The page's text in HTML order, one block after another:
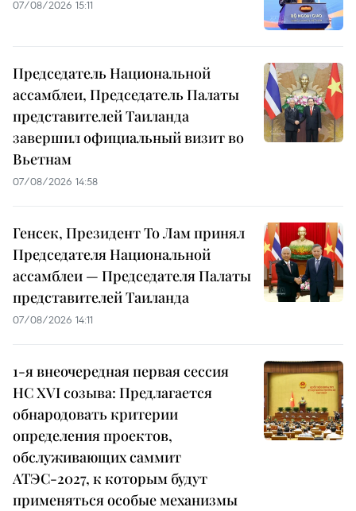
07/08/2026 15:11
Председатель Национальной
ассамблеи, Председатель Палаты
представителей Таиланда
завершил официальный визит во
Вьетнам
07/08/2026 14:58
Генсек, Президент То Лам принял
Председателя Национальной
ассамблеи — Председателя Палаты
представителей Таиланда
07/08/2026 14:11
1-я внеочередная первая сессия
НС XVI созыва: Предлагается
обнародовать критерии
определения проектов,
обслуживающих саммит
АТЭС-2027, к которым будут
применяться особые механизмы